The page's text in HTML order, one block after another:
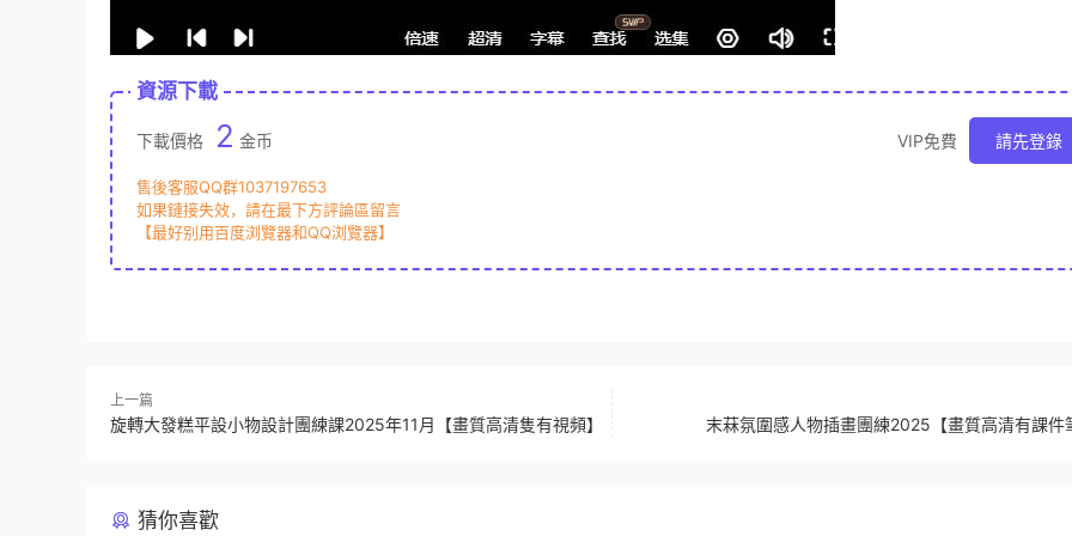
資源下載
下載價格 2 金币 VIP免費 請先登錄
售後客服QQ群1037197653
如果鏈接失效，請在最下方評論區留言
【最好别用百度浏覽器和QQ浏覽器】
上一篇
旋轉大發糕平設小物設計團練課2025年11月【畫質高清隻有視頻】 末菻氛圍感人物插畫團練2025【畫質高清有課件
猜你喜歡